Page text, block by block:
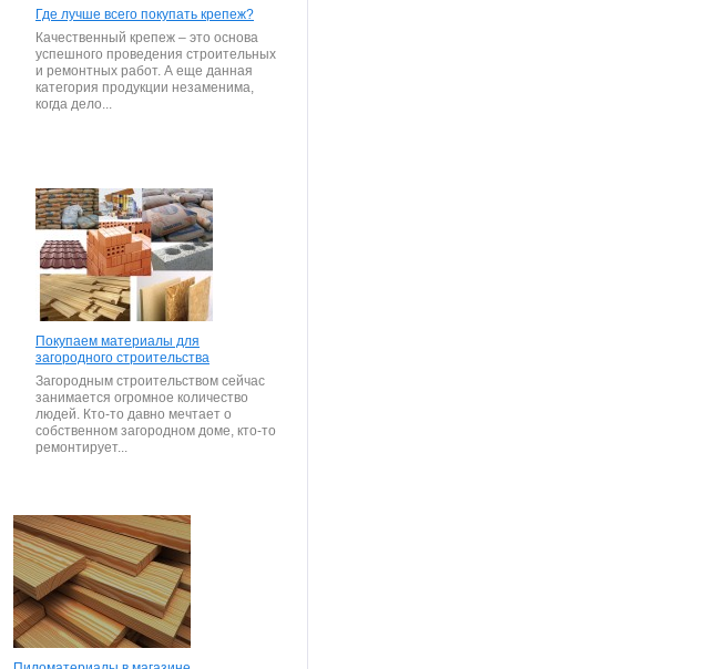
Где лучше всего покупать крепеж?
Качественный крепеж – это основа
успешного проведения строительных
и ремонтных работ. А еще данная
категория продукции незаменима,
когда дело...
Покупаем материалы для
загородного строительства
Загородным строительством сейчас
занимается огромное количество
людей. Кто-то давно мечтает о
собственном загородном доме, кто-то
ремонтирует...